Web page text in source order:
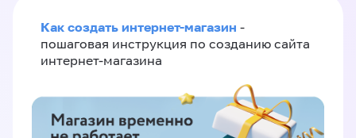
Как создать интернет-магазин -
пошаговая инструкция по созданию сайта
интернет-магазина